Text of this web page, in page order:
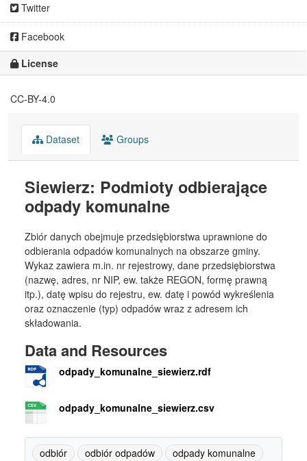
Twitter
Facebook
License
CC-BY-4.0
Dataset Groups
Siewierz: Podmioty odbierające
odpady komunalne
Zbiór danych obejmuje przedsiębiorstwa uprawnione do
odbierania odpadów komunalnych na obszarze gminy.
Wykaz zawiera m.in. nr rejestrowy, dane przedsiębiorstwa
(nazwę, adres, nr NIP, ew. także REGON, formę prawną
itp.), datę wpisu do rejestru, ew. datę i powód wykreślenia
oraz oznaczenie (typ) odpadów wraz z adresem ich
składowania.
Data and Resources
odpady_komunalne_siewierz.rdf
odpady_komunalne_siewierz.csv
odbiór odbiór odpadów odpady komunalne